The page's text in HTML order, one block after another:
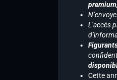
L’accès
Cette